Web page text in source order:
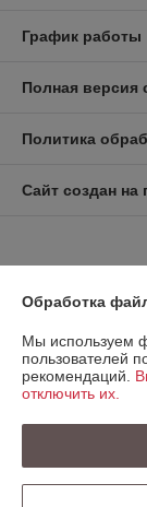
График работы
Полная версия
Политика
Сайт создан на
Информация для
Юридическое лицо:
220067, Беларусь,
Регистрационный
Регистрационный
Обработка
Мы используем
пользователей
рекомендаций.
отключить их.